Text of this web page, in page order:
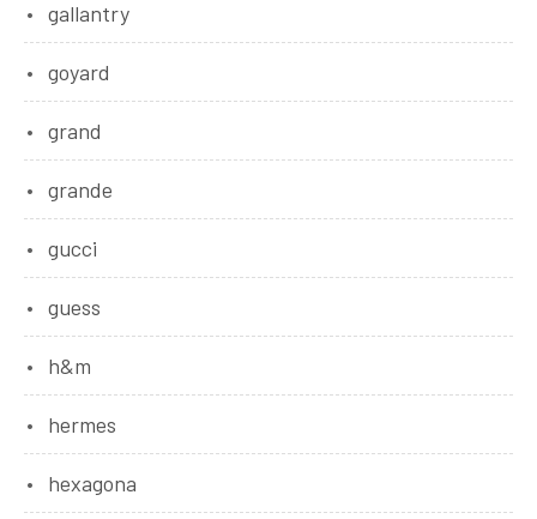
gallantry
goyard
grand
grande
gucci
guess
h&m
hermes
hexagona